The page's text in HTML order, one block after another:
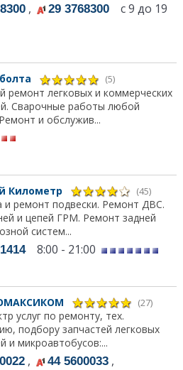
, 29 3768300 с 9 до 19
(5)
ремонт легковых и коммерческих
Сварочные работы любой
и обслужив...
Километр (45)
и ремонт подвески. Ремонт ДВС.
и цепей ГРМ. Ремонт задней
систем...
8:00 - 21:00
(27)
услуг по ремонту, тех.
подбору запчастей легковых
и микроавтобусов:...
, 44 5600033 ,